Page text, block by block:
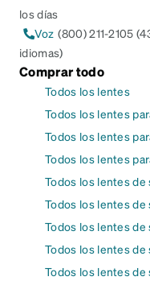
los días
Voz (800) 211-2105
idiomas)
Comprar todo
Todos los lentes
Todos los lentes
Todos los lentes
Todos los lentes
Todos los lentes de
Todos los lentes de
Todos los lentes de
Todos los lentes de
Todos los lentes de